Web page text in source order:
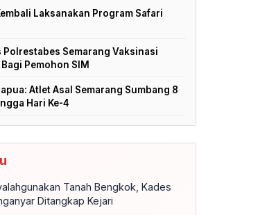
Laksanakan Program Safari
Polrestabes Semarang Vaksinasi
Pemohon SIM
Atlet Asal Semarang Sumbang 8
Hari Ke-4
Tanah Bengkok, Kades
Ditangkap Kejari